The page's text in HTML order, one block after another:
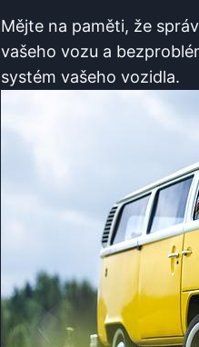
Mějte na paměti, že
vašeho vozu a
systém vašeho vozidla.